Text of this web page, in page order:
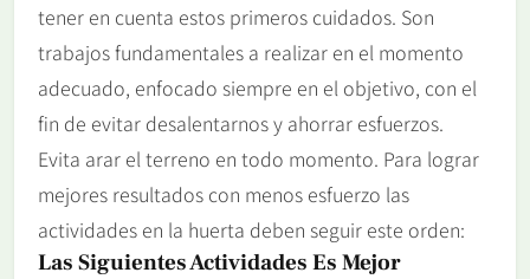
tener en cuenta estos primeros cuidados. Son
trabajos fundamentales a realizar en el momento
adecuado, enfocado siempre en el objetivo, con el
fin de evitar desalentarnos y ahorrar esfuerzos.
Evita arar el terreno en todo momento. Para lograr
mejores resultados con menos esfuerzo las
actividades en la huerta deben seguir este orden:
Las Siguientes Actividades Es Mejor